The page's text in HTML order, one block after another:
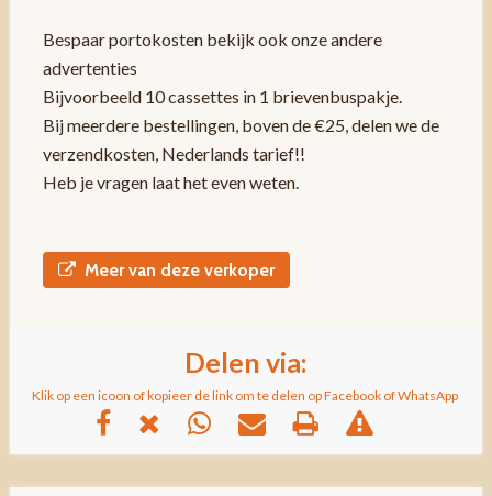
Bespaar portokosten bekijk ook onze andere
advertenties
Bijvoorbeeld 10 cassettes in 1 brievenbuspakje.
Bij meerdere bestellingen, boven de €25, delen we de
verzendkosten, Nederlands tarief!!
Heb je vragen laat het even weten.
Meer van deze verkoper
Delen via:
Klik op een icoon of kopieer de link om te delen op Facebook of WhatsApp